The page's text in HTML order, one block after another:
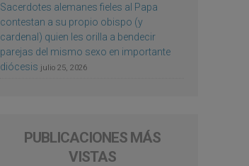
Sacerdotes alemanes fieles al Papa
contestan a su propio obispo (y
cardenal) quien les orilla a bendecir
parejas del mismo sexo en importante
diócesis julio 25, 2026
PUBLICACIONES MÁS
VISTAS